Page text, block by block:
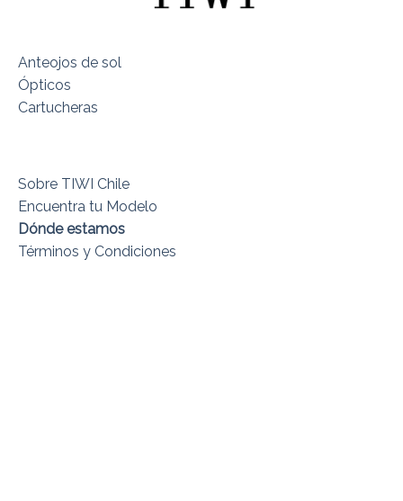
Anteojos de sol
Ópticos
Cartucheras
Sobre TIWI Chile
Encuentra tu Modelo
Dónde estamos
Términos y Condiciones